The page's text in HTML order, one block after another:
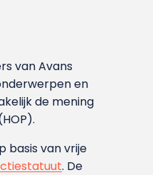
van Avans
en
de mening
basis van vrije
. De